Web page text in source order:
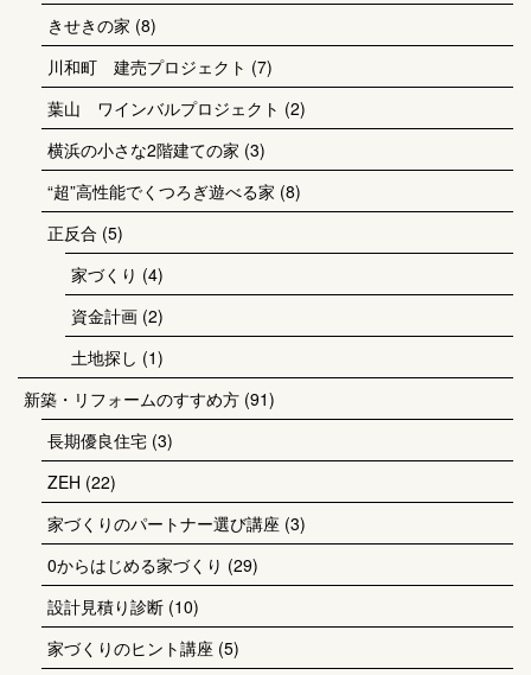
きせきの家 (8)
川和町 建売プロジェクト (7)
葉山 ワインバルプロジェクト (2)
横浜の小さな2階建ての家 (3)
“超”高性能でくつろぎ遊べる家 (8)
正反合 (5)
家づくり (4)
資金計画 (2)
土地探し (1)
新築・リフォームのすすめ方 (91)
長期優良住宅 (3)
ZEH (22)
家づくりのパートナー選び講座 (3)
0からはじめる家づくり (29)
設計見積り診断 (10)
家づくりのヒント講座 (5)